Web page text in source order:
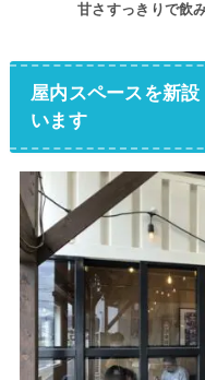
甘さすっきりで飲
屋内スペースを新
います